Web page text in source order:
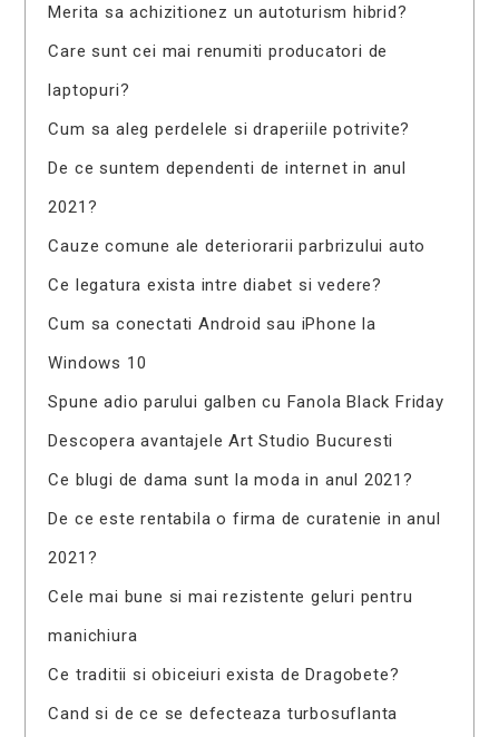
Merita sa achizitionez un autoturism hibrid?
Care sunt cei mai renumiti producatori de
laptopuri?
Cum sa aleg perdelele si draperiile potrivite?
De ce suntem dependenti de internet in anul
2021?
Cauze comune ale deteriorarii parbrizului auto
Ce legatura exista intre diabet si vedere?
Cum sa conectati Android sau iPhone la
Windows 10
Spune adio parului galben cu Fanola Black Friday
Descopera avantajele Art Studio Bucuresti
Ce blugi de dama sunt la moda in anul 2021?
De ce este rentabila o firma de curatenie in anul
2021?
Cele mai bune si mai rezistente geluri pentru
manichiura
Ce traditii si obiceiuri exista de Dragobete?
Cand si de ce se defecteaza turbosuflanta